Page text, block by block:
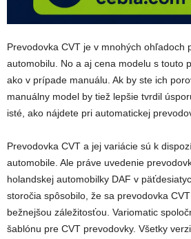
Prevodovka CVT je v mnohých ohľadoch
automobilu. No a aj cena modelu s touto
ako v prípade manuálu. Ak by ste ich
manuálny model by tiež lepšie tvrdil
isté, ako nájdete pri automatickej
Prevodovka CVT a jej variácie sú k
automobile. Ale práve uvedenie
holandskej automobilky DAF v
storočia spôsobilo, že sa prevodovka
bežnejšou záležitosťou. Variomatic
šablónu pre CVT prevodovky. Všetky